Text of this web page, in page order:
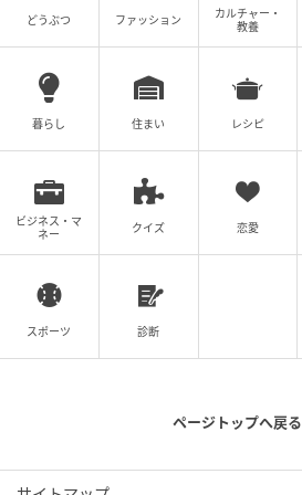
どうぶつ ファッション
カルチャー・
教養
暮らし 住まい レシピ
ビジネス・マ
ネー
クイズ 恋愛
スポーツ 診断
ページトップへ戻る